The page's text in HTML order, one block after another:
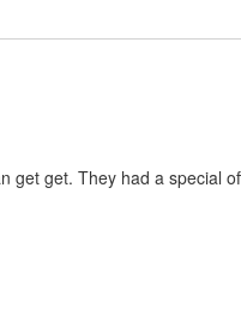
get. They had a special